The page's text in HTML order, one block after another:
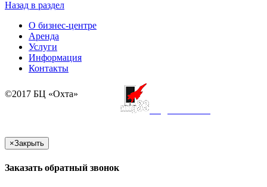
Назад в раздел
О бизнес-центре
Аренда
Услуги
Информация
Контакты
©2017 БЦ «Охта»
×Закрыть
Заказать обратный звонок